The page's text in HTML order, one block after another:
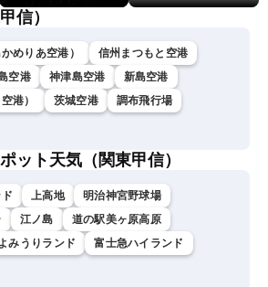
信）
めりあ空港）
信州まつもと空港
空港 神津島空港
新島空港
港）
茨城空港
調布飛行場
ット天気（関東甲信）
上高地
明治神宮野球場
江ノ島
道の駅美ヶ原高原
みうりランド
富士急ハイランド